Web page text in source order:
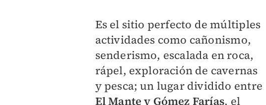
Es el sitio perfecto de múltiples
actividades como cañonismo,
senderismo, escalada en roca,
rápel, exploración de cavernas
y pesca; un lugar dividido entre
El Mante y Gómez Farías, el